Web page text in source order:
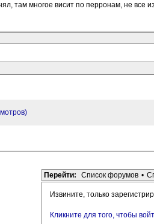
там многое висит по перронам, не все
Перейти: Список форумов •
Извините, только
Кликните для того, чтобы